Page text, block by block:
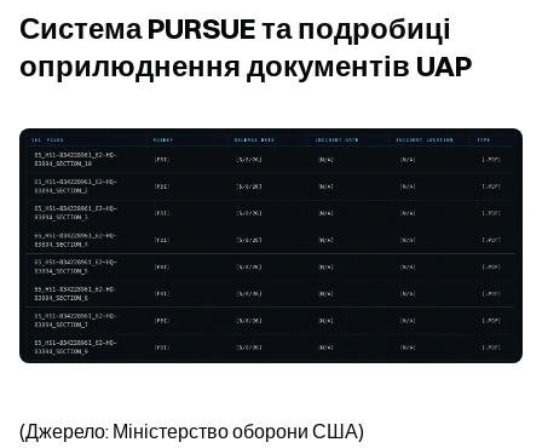
Система PURSUE та подробиці
оприлюднення документів UAP
(Джерело: Міністерство оборони США)